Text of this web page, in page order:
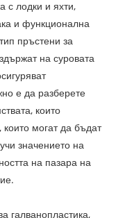
с лодки и яхти,
и функционална
пръстени за
на суровата
е да разберете
които
могат да бъдат
значението на
на пазара на
галванопластика,